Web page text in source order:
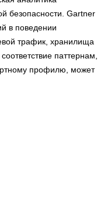
безопасности. Gartner
в поведении
трафик, хранилища
паттернам,
профилю, может